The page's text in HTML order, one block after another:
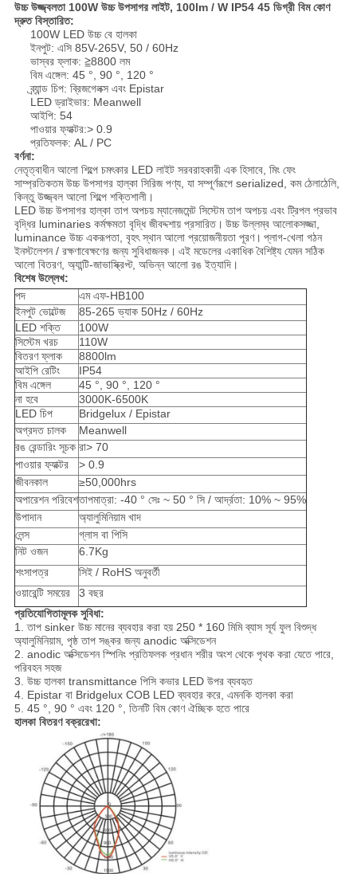
উচ্চ উজ্জ্বলতা 100W উচ্চ উপসাগর লাইট, 100lm / W IP54 45 ডিগ্রী বিম কোণ
দ্রুত বিস্তারিত:
100W LED উচ্চ বে হালকা
ইনপুট: এসি 85V-265V, 50 / 60Hz
ভাস্বর ফ্লাক: ≧8800 লম
বিম এঙ্গেল: 45 °, 90 °, 120 °
ব্র্যান্ড চিপ: ব্রিজগেলক্স এবং Epistar
LED ড্রাইভার: Meanwell
আইপি: 54
পাওয়ার ফ্যাক্টর:> 0.9
প্রতিফলক: AL / PC
বর্ণনা:
নেতৃত্বাধীন আলো শিল্পে চমৎকার LED লাইট সরবরাহকারী এক হিসাবে, মিং ফেং
সাম্প্রতিকতম উচ্চ উপসাগর হাল্কা সিরিজ পণ্য, যা সম্পূর্ণরূপে serialized, কম ঠেলাঠেলি,
কিন্তু উজ্জ্বল আলো শিল্পে শক্তিশালী।
LED উচ্চ উপসাগর হাল্কা তাপ অপচয় ম্যানেজমেন্ট সিস্টেম তাপ অপচয় এবং ট্রিপল প্রভাব
বৃদ্ধির luminaries কর্মক্ষমতা বৃদ্ধি জীবদ্দশায় প্রসারিত। উচ্চ উল্লম্ব আলোকসজ্জা,
luminance উচ্চ একরূপতা, বৃহৎ স্থান আলো প্রয়োজনীয়তা পূরণ। প্লাগ-খেলা গঠন
ইনস্টলেশন / রক্ষণাবেক্ষণের জন্য সুবিধাজনক। এই মডেলের একাধিক বৈশিষ্ট্য যেমন সঠিক
আলো বিতরণ, অ্যান্টি-জাভাস্ক্রিপ্ট, অভিন্ন আলো রঙ ইত্যাদি।
বিশেষ উল্লেখ:
পদ
এম এফ-HB100
ইনপুট ভোল্টেজ
85-265 ভ্যাক 50Hz / 60Hz
LED শক্তি
100W
সিস্টেম খরচ
110W
বিতরণ ফ্লাক
8800lm
আইপি রেটিং
IP54
বিম এঙ্গেল
45 °, 90 °, 120 °
না হবে
3000K-6500K
LED চিপ
Bridgelux / Epistar
অগ্রদত চালক
Meanwell
রঙ রেন্ডারিং সূচক রা> 70
পাওয়ার ফ্যাক্টর
> 0.9
জীবনকাল
≥50,000hrs
অপারেশন পরিবেশতাপমাত্রা: -40 ° সেঃ ~ 50 ° সি / আর্দ্রতা: 10% ~ 95%
উপাদান
অ্যালুমিনিয়াম খাদ
লেন্স
গ্লাস বা পিসি
নিট ওজন
6.7Kg
শংসাপত্র
সিই / RoHS অনুবর্তী
ওয়ারেন্টি সময়ের
3 বছর
প্রতিযোগিতামূলক সুবিধা:
1. তাপ sinker উচ্চ মানের ব্যবহার করা হয় 250 * 160 মিমি ব্যাস সূর্য ফুল বিশুদ্ধ
অ্যালুমিনিয়াম, পৃষ্ঠ তাপ সঙ্কর জন্য anodic অক্সিডেশন
2. anodic অক্সিডেশন স্পিনিং প্রতিফলক প্রধান শরীর অংশ থেকে পৃথক করা যেতে পারে,
পরিবহন সহজ
3. উচ্চ হালকা transmittance পিসি কভার LED উপর ব্যবহৃত
4. Epistar বা Bridgelux COB LED ব্যবহার করে, এমনকি হালকা করা
5. 45 °, 90 ° এবং 120 °, তিনটি বিম কোণ ঐচ্ছিক হতে পারে
হালকা বিতরণ বক্ররেখা: